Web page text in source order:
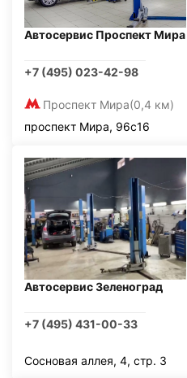
Автосервис Проспект Мира
+7 (495) 023-42-98
Проспект Мира(0,4 км)
проспект Мира, 96с16
Автосервис Зеленоград
+7 (495) 431-00-33
Сосновая аллея, 4, стр. 3